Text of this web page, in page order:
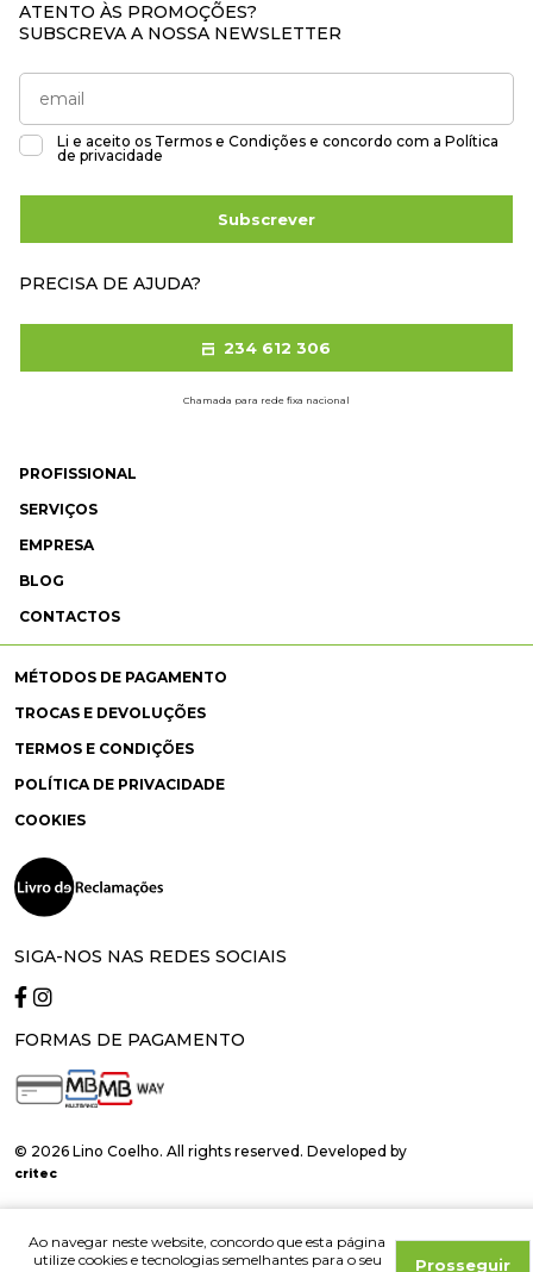
Ao navegar neste website, concordo que esta página
utilize cookies e tecnologias semelhantes para o seu
Prosseguir
PROFISSIONAL
SERVIÇOS
EMPRESA
BLOG
CONTACTOS
MÉTODOS DE PAGAMENTO
TROCAS E DEVOLUÇÕES
TERMOS E CONDIÇÕES
POLÍTICA DE PRIVACIDADE
COOKIES
SIGA-NOS NAS REDES SOCIAIS
FORMAS DE PAGAMENTO
ATENTO ÀS PROMOÇÕES?
SUBSCREVA A NOSSA NEWSLETTER
Li e aceito os Termos e Condições e concordo com a Política
de privacidade
Subscrever
PRECISA DE AJUDA?
234 612 306
Chamada para rede fixa nacional
© 2026 Lino Coelho. All rights reserved. Developed by
critec